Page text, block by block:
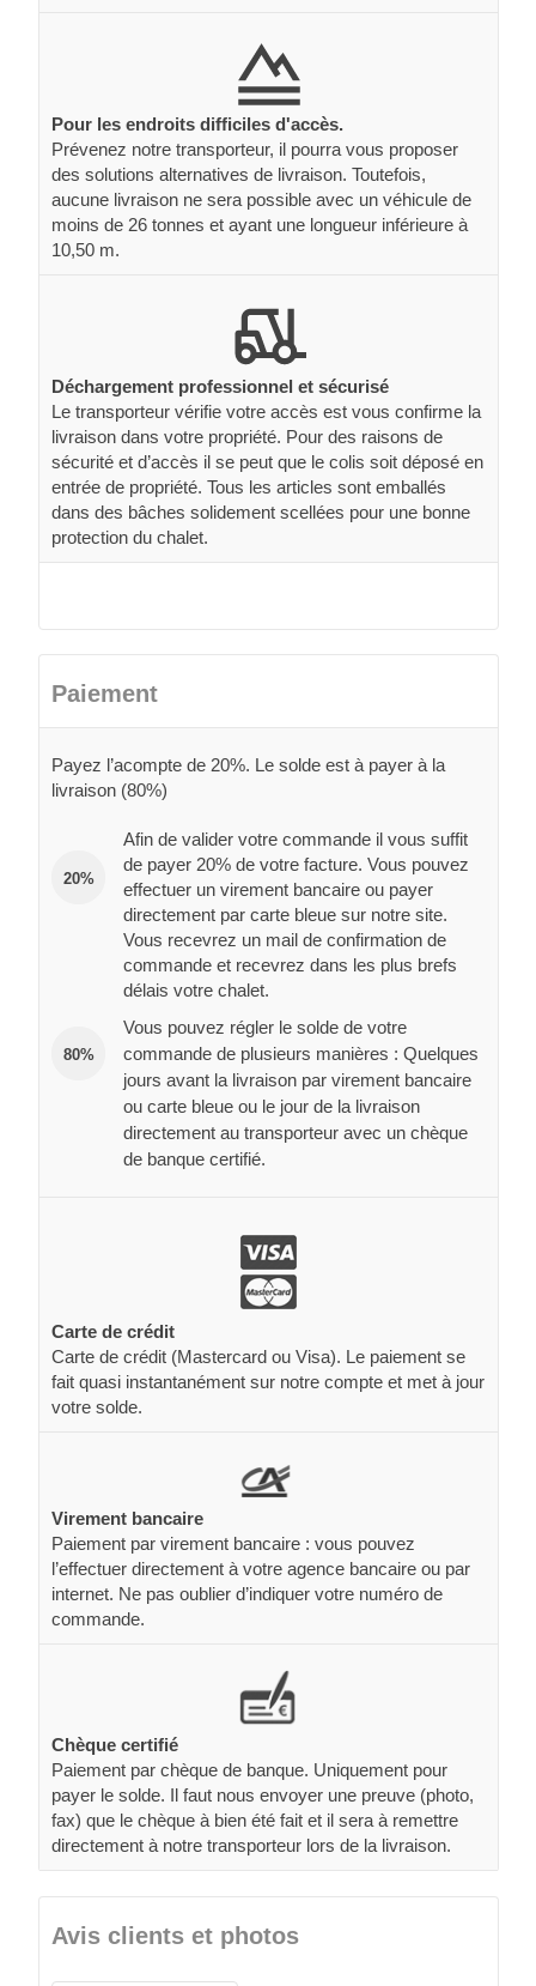
Pour les endroits difficiles d'accès.
Prévenez notre transporteur, il pourra vous proposer
des solutions alternatives de livraison. Toutefois,
aucune livraison ne sera possible avec un véhicule de
moins de 26 tonnes et ayant une longueur inférieure à
10,50 m.
Déchargement professionnel et sécurisé
Le transporteur vérifie votre accès est vous confirme la
livraison dans votre propriété. Pour des raisons de
sécurité et d’accès il se peut que le colis soit déposé en
entrée de propriété. Tous les articles sont emballés
dans des bâches solidement scellées pour une bonne
protection du chalet.
Paiement
Payez l’acompte de 20%. Le solde est à payer à la
livraison (80%)
20%
Afin de valider votre commande il vous suffit
de payer 20% de votre facture. Vous pouvez
effectuer un virement bancaire ou payer
directement par carte bleue sur notre site.
Vous recevrez un mail de confirmation de
commande et recevrez dans les plus brefs
délais votre chalet.
80%
Vous pouvez régler le solde de votre
commande de plusieurs manières : Quelques
jours avant la livraison par virement bancaire
ou carte bleue ou le jour de la livraison
directement au transporteur avec un chèque
de banque certifié.
Carte de crédit
Carte de crédit (Mastercard ou Visa). Le paiement se
fait quasi instantanément sur notre compte et met à jour
votre solde.
Virement bancaire
Paiement par virement bancaire : vous pouvez
l’effectuer directement à votre agence bancaire ou par
internet. Ne pas oublier d’indiquer votre numéro de
commande.
Chèque certifié
Paiement par chèque de banque. Uniquement pour
payer le solde. Il faut nous envoyer une preuve (photo,
fax) que le chèque à bien été fait et il sera à remettre
directement à notre transporteur lors de la livraison.
Avis clients et photos